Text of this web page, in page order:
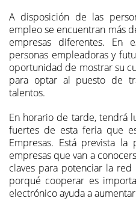
A disposición de las
empleo se encuentran más
empresas diferentes. En
personas empleadoras y
oportunidad de mostrar su
para optar al puesto de
talentos.
En horario de tarde, tendrá
fuertes de esta feria que
Empresas. Está prevista
empresas que van a
claves para potenciar la
porqué cooperar es
electrónico ayuda a